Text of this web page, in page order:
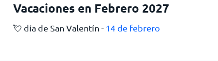
Vacaciones en Febrero 2027
💘 día de San Valentín - 14 de febrero